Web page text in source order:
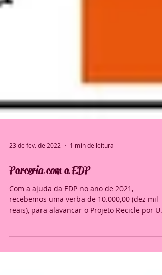
23 de fev. de 2022 1 min de leitura
Parceria com a EDP
Com a ajuda da EDP no ano de 2021,
reais), para alavancar o Projeto Recicle por